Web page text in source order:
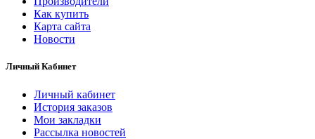
Как купить
Карта сайта
Новости
Личный Кабинет
Личный кабинет
История заказов
Мои закладки
Рассылка новостей